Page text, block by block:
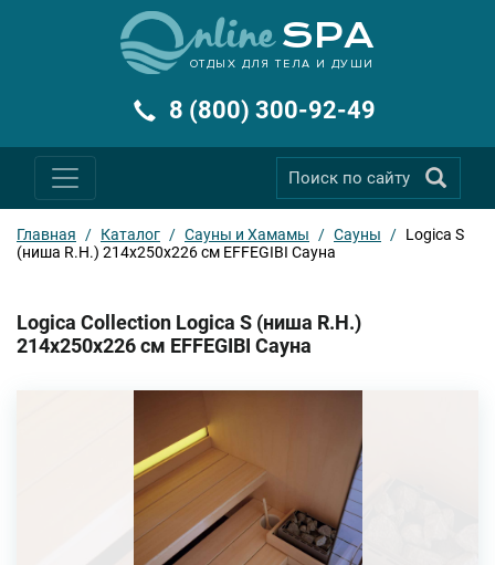
ОТДЫХ ДЛЯ ТЕЛА И ДУШИ
8 (800) 300-92-49
Главная / Каталог / Сауны и Хамамы / Сауны / Logica S
(ниша R.H.) 214х250х226 см EFFEGIBI Сауна
Logica Collection Logica S (ниша R.H.)
214х250х226 см EFFEGIBI Сауна